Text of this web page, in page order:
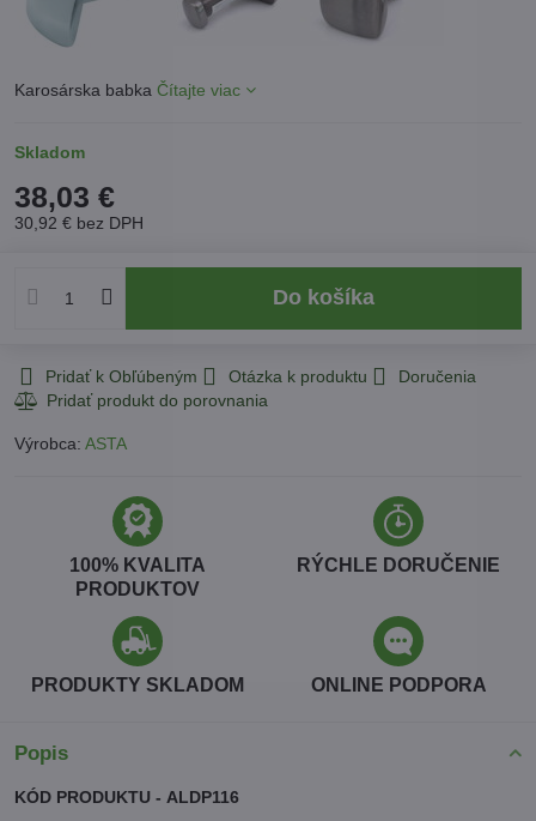
Karosárska babka Čítajte viac
Skladom
38,03 €
30,92 € bez DPH
Do košíka
Pridať k Obľúbeným Otázka k produktu Doručenia
Výrobca: ASTA
100% KVALITA
PRODUKTOV
RÝCHLE DORUČENIE
PRODUKTY SKLADOM ONLINE PODPORA
Popis
KÓD PRODUKTU - ALDP116